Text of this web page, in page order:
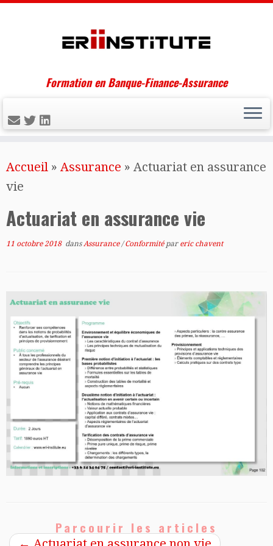
to
content
Formation en Banque-Finance-Assurance
Accueil » Assurance » Actuariat en assurance
vie
Actuariat en assurance vie
11 octobre 2018dansAssurance/Conformité par eric chavent
Parcourir les articles